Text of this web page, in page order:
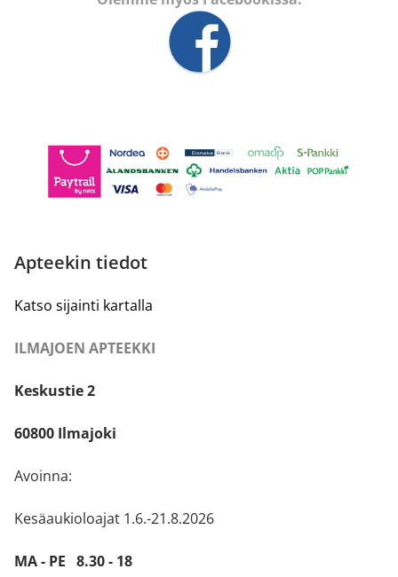
Apteekin tiedot
Katso sijainti kartalla
ILMAJOEN APTEEKKI
Keskustie 2
60800 Ilmajoki
Avoinna:
Kesäaukioloajat 1.6.-21.8.2026
MA - PE 8.30 - 18